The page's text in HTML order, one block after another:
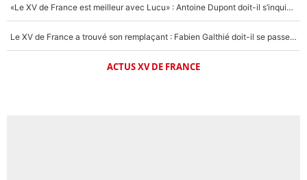
«Le XV de France est meilleur avec Lucu» : Antoine Dupont doit-il s’inquiéter pour sa place ?
Le XV de France a trouvé son remplaçant : Fabien Galthié doit-il se passer d'Antoine Dupont ?
ACTUS XV DE FRANCE